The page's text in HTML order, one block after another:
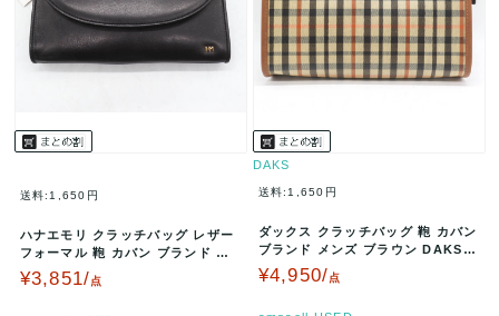
送料:1,650円
ハナエモリ クラッチバッグ レザー
フォーマル 鞄 カバン ブランド 黒
レディース ブラック HA…
¥3,851/点
DAKS
送料:1,650円
ダックス クラッチバッグ 鞄 カバン
ブランド メンズ ブラウン DAKS
【中古】
¥4,950/点